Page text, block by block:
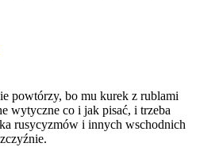
powtórzy, bo mu kurek z rublami
wytyczne co i jak pisać, i trzeba
rusycyzmów i innych wschodnich